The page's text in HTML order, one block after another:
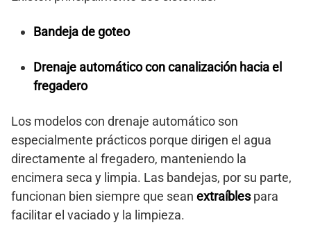
Bandeja de goteo
Drenaje automático con canalización hacia el
fregadero
Los modelos con drenaje automático son
especialmente prácticos porque dirigen el agua
directamente al fregadero, manteniendo la
encimera seca y limpia. Las bandejas, por su parte,
funcionan bien siempre que sean extraíblespara
facilitar el vaciado y la limpieza.